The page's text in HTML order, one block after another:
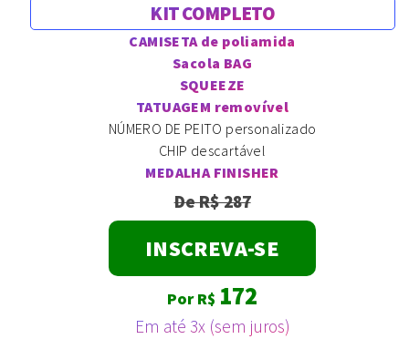
KIT COMPLETO
CAMISETA de poliamida
Sacola BAG
SQUEEZE
TATUAGEM removível
NÚMERO DE PEITO personalizado
CHIP descartável
MEDALHA FINISHER
De R$ 287
INSCREVA-SE
Por R$ 172
Em até 3x (sem juros)